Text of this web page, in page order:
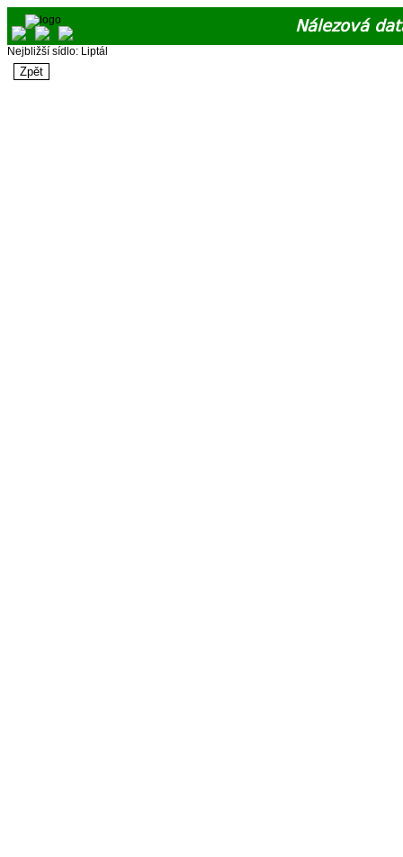
Nálezová
Nejbližší sídlo: Liptál